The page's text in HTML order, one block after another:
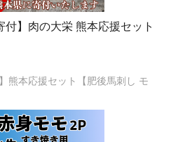
付】肉の大栄 熊本応援セット
熊本応援セット【肥後馬刺し モ